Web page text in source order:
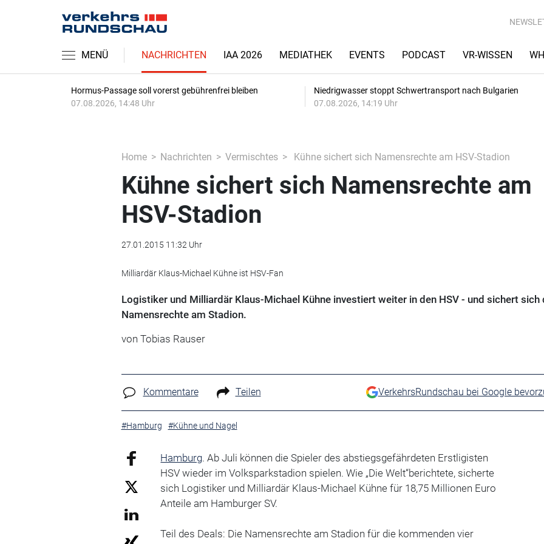
MENÜ NACHRICHTEN IAA 2026 MEDIATHEK EVENTS PODCAST VR-WISSEN
Hormus-Passage soll vorerst gebührenfrei bleiben
07.08.2026, 14:48 Uhr
Niedrigwasser stoppt Schwertransport nach Bulgarien
07.08.2026, 14:19 Uhr
Home Nachrichten Vermischtes Kühne sichert sich Namensrechte am HSV-Stadion
Kühne sichert sich Namensrechte am
HSV-Stadion
27.01.2015 11:32 Uhr
Milliardär Klaus-Michael Kühne ist HSV-Fan
Logistiker und Milliardär Klaus-Michael Kühne investiert weiter in den HSV - und sichert sich
Namensrechte am Stadion.
von Tobias Rauser
Kommentare Teilen VerkehrsRundschau bei Google
#Hamburg #Kühne und Nagel
Hamburg. Ab Juli können die Spieler des abstiegsgefährdeten Erstligisten
HSV wieder im Volksparkstadion spielen. Wie „Die Welt“berichtete, sicherte
sich Logistiker und Milliardär Klaus-Michael Kühne für 18,75 Millionen Euro
Anteile am Hamburger SV.
Teil des Deals: Die Namensrechte am Stadion für die kommenden vier